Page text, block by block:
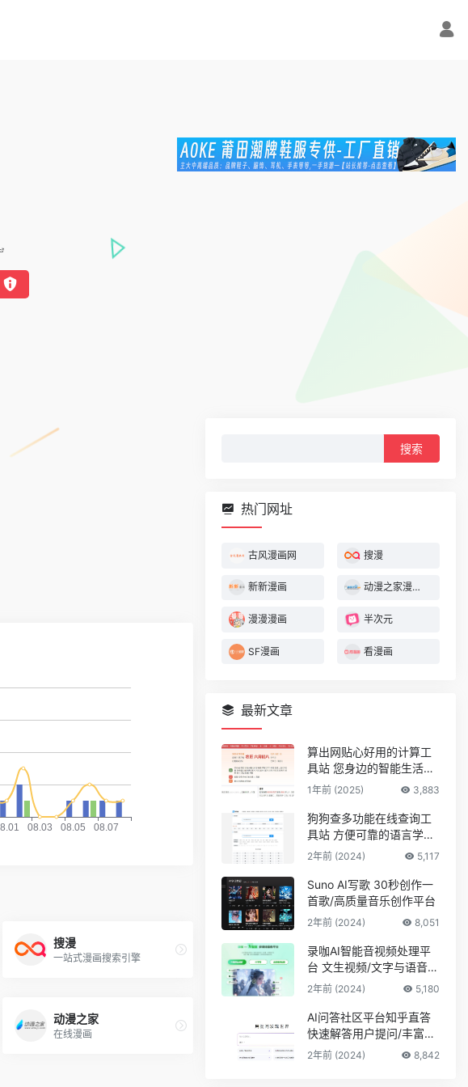
搜漫
一站式漫画搜索引擎
动漫之家
在线漫画
热门网址
古风漫画网 搜漫
新新漫画 动漫之家漫画网
漫漫漫画 半次元
SF漫画 看漫画
最新文章
算出网贴心好用的计算工
具站 您身边的智能生活计
算助手
1年前 (2025) 3,883
狗狗查多功能在线查询工
具站 方便可靠的语言学习
平台
2年前 (2024) 5,117
Suno AI写歌 30秒创作一
首歌/高质量音乐创作平台
2年前 (2024) 8,051
录咖AI智能音视频处理平
台 文生视频/文字与语音互
转
2年前 (2024) 5,180
AI问答社区平台知乎直答
快速解答用户提问/丰富的
专业知识储备
2年前 (2024) 8,842